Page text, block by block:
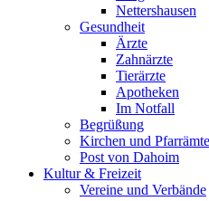
Nettershausen
Gesundheit
Ärzte
Zahnärzte
Tierärzte
Apotheken
Im Notfall
Begrüßung
Kirchen und
Post von Dahoim
Kultur & Freizeit
Vereine und Verbände